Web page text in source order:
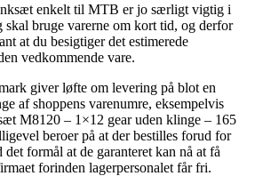
enkelt til MTB er jo særligt vigtig i
bruge varerne om kort tid, og derfor
at du besigtiger det estimerede
vedkommende vare.
giver løfte om levering på blot en
af shoppens varenumre, eksempelvis
M8120 – 1×12 gear uden klinge – 165
beroer på at der bestilles forud for
formål at de garanteret kan nå at få
forinden lagerpersonalet får fri.